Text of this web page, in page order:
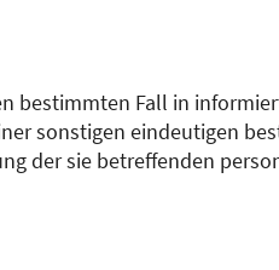
bestimmten Fall in
sonstigen eindeutigen
der sie betreffenden